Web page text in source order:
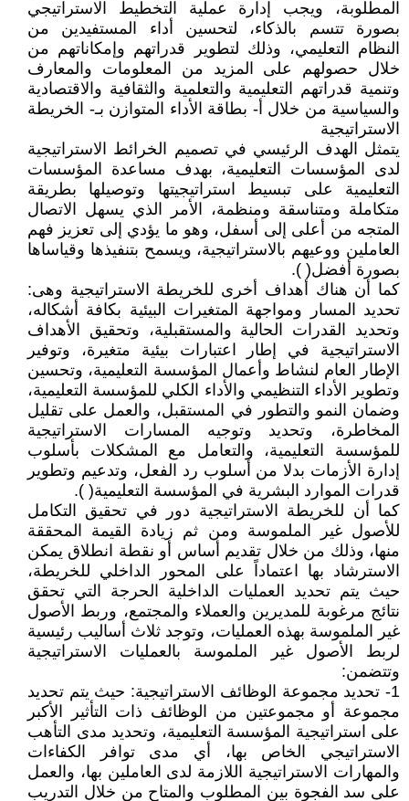
المطلوبة، ويجب إدارة عملية التخطيط الاستراتيجي
بصورة تتسم بالذكاء، لتحسين أداء المستفيدين من
النظام التعليمي، وذلك لتطوير قدراتهم وإمكاناتهم من
خلال حصولهم على المزيد من المعلومات والمعارف
وتنمية قدراتهم التعليمية والتعلمية والثقافية والاقتصادية
والسياسية من خلال أ‌- بطاقة الأداء المتوازن بـ- الخريطة
الاستراتيجية
يتمثل الهدف الرئيسي في تصميم الخرائط الاستراتيجية
لدى المؤسسات التعليمية، بهدف مساعدة المؤسسات
التعليمية على تبسيط استراتيجيتها وتوصيلها بطريقة
متكاملة ومتناسقة ومنظمة، الأمر الذي يسهل الاتصال
المتجه من أعلى إلى أسفل، وهو ما يؤدي إلى تعزيز فهم
العاملين ووعيهم بالاستراتيجية، ويسمح بتنفيذها وقياساها
بصورة أفضل( ).
كما أن هناك أهداف أخرى للخريطة الاستراتيجية وهى:
تحديد المسار ومواجهة المتغيرات البيئية بكافة أشكاله،
وتحديد القدرات الحالية والمستقبلية، وتحقيق الأهداف
الاستراتيجية في إطار اعتبارات بيئية متغيرة، وتوفير
الإطار العام لنشاط وأعمال المؤسسة التعليمية، وتحسين
وتطوير الأداء التنظيمي والأداء الكلي للمؤسسة التعليمية،
وضمان النمو والتطور في المستقبل، والعمل على تقليل
المخاطرة، وتحديد وتوجيه المسارات الاستراتيجية
للمؤسسة التعليمية، والتعامل مع المشكلات بأسلوب
إدارة الأزمات بدلا من أسلوب رد الفعل، وتدعيم وتطوير
قدرات الموارد البشرية في المؤسسة التعليمية( ).
كما أن للخريطة الاستراتيجية دور في تحقيق التكامل
للأصول غير الملموسة ومن ثم زيادة القيمة المحققة
منها، وذلك من خلال تقديم أساس أو نقطة انطلاق يمكن
الاسترشاد بها اعتماداً على المحور الداخلي للخريطة،
حيث يتم تحديد العمليات الداخلية الحرجة التي تحقق
نتائج مرغوبة للمديرين والعملاء والمجتمع، وربط الأصول
غير الملموسة بهذه العمليات، وتوجد ثلاث أساليب رئيسية
لربط الأصول غير الملموسة بالعمليات الاستراتيجية
وتتضمن:
1- تحديد مجموعة الوظائف الاستراتيجية: حيث يتم تحديد
مجموعة أو مجموعتين من الوظائف ذات التأثير الأكبر
على استراتيجية المؤسسة التعليمية، وتحديد مدى التأهب
الاستراتيجي الخاص بها، أي مدى توافر الكفاءات
والمهارات الاستراتيجية اللازمة لدى العاملين بها، والعمل
على سد الفجوة بين المطلوب والمتاح من خلال التدريب